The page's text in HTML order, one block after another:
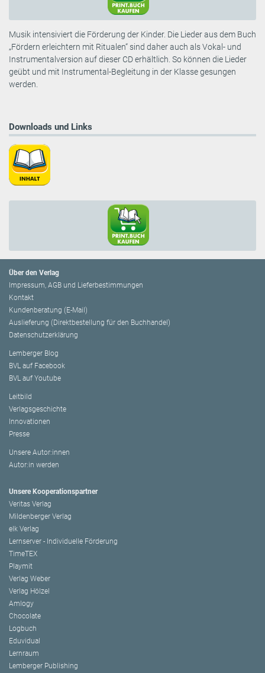
Musik intensiviert die Förderung der Kinder. Die Lieder aus dem Buch
„Fördern erleichtern mit Ritualen“ sind daher auch als Vokal- und
Instrumentalversion auf dieser CD erhältlich. So können die Lieder
geübt und mit Instrumental-Begleitung in der Klasse gesungen
werden.
Downloads und Links
Über den Verlag
Impressum, AGB und Lieferbestimmungen
Kontakt
Kundenberatung (E-Mail)
Auslieferung (Direktbestellung für den Buchhandel)
Datenschutzerklärung
Lemberger Blog
BVL auf Facebook
BVL auf Youtube
Leitbild
Verlagsgeschichte
Innovationen
Presse
Unsere Autor:innen
Autor:in werden
Unsere Kooperationspartner
Veritas Verlag
Mildenberger Verlag
elk Verlag
Lernserver - Individuelle Förderung
TimeTEX
Playmit
Verlag Weber
Verlag Hölzel
Amlogy
Chocolate
Logbuch
Eduvidual
Lernraum
Lemberger Publishing